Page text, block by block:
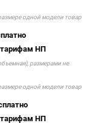
одной модели товар
НП
размерами не
одной модели товар
НП